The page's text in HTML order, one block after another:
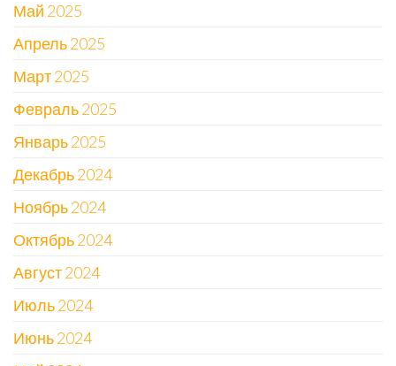
Май 2025
Апрель 2025
Март 2025
Февраль 2025
Январь 2025
Декабрь 2024
Ноябрь 2024
Октябрь 2024
Август 2024
Июль 2024
Июнь 2024